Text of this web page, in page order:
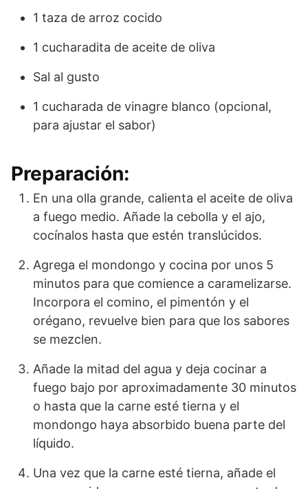
1 taza de arroz cocido
1 cucharadita de aceite de oliva
Sal al gusto
1 cucharada de vinagre blanco (opcional,
para ajustar el sabor)
Preparación:
En una olla grande, calienta el aceite de oliva
a fuego medio. Añade la cebolla y el ajo,
cocínalos hasta que estén translúcidos.
Agrega el mondongo y cocina por unos 5
minutos para que comience a caramelizarse.
Incorpora el comino, el pimentón y el
orégano, revuelve bien para que los sabores
se mezclen.
Añade la mitad del agua y deja cocinar a
fuego bajo por aproximadamente 30 minutos
o hasta que la carne esté tierna y el
mondongo haya absorbido buena parte del
líquido.
Una vez que la carne esté tierna, añade el